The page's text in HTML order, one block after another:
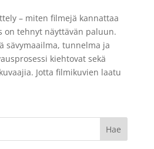
– miten filmejä kannattaa
on tehnyt näyttävän paluun.
sävymaailma, tunnelma ja
kiehtovat sekä
Jotta filmikuvien laatu